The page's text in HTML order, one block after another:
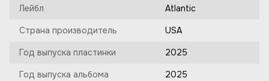
Лейбл Atlantic
Страна производитель USA
Год выпуска пластинки 2025
Год выпуска альбома 2025